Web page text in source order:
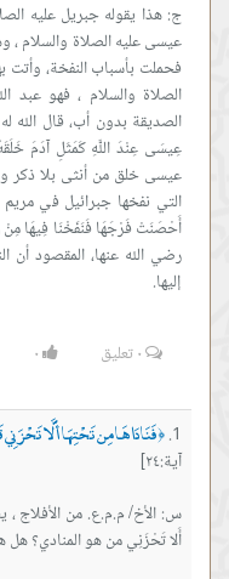
ج: هذا يقوله جبريل عليه
عيسى عليه الصلاة والسلام ،
فحملت بأسباب النفخة، وأتت
الصلاة والسلام ، فهو عبد
الصديقة بدون أب، قال
عِيسَى عِنْدَ اللَّهِ كَمَثَلِ آدَمَ
عيسى خلق من أنثى بلا ذكر
التي نفخها جبرائيل في
أَحْصَنَتْ فَرْجَهَا فَنَفَخْنَا فِيهَا مِنْ
رضي الله عنها، المقصود
إليها.
٠تعليق ٠
﴿فَنَادَاهَا مِن تَحْتِهَا أَلَّا
آية:٢٤]
س: الأخ/ م.م.ع. من الأفلاج ،